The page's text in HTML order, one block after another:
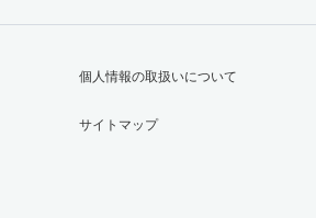
個人情報の取扱いについて
サイトマップ